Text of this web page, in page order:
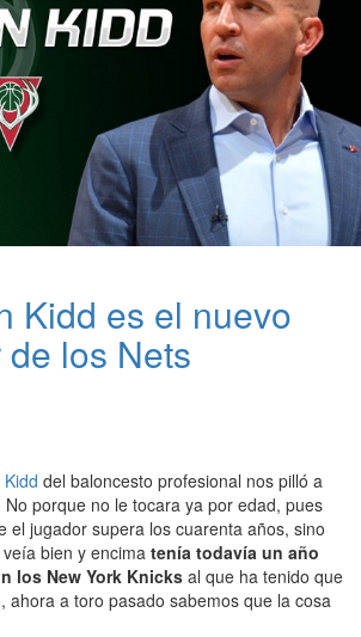
Kidd es el nuevo
los Nets
del baloncesto profesional nos pilló a
porque no le tocara ya por edad, pues
el jugador supera los cuarenta años, sino
bien y encima tenía todavía un año
los New York Knicks al que ha tenido que
ahora a toro pasado sabemos que la cosa